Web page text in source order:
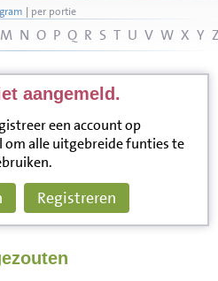
| per portie
M N O P Q R S T U V W X Y
aangemeld.
een account op
om alle uitgebreide funties te
Registreren